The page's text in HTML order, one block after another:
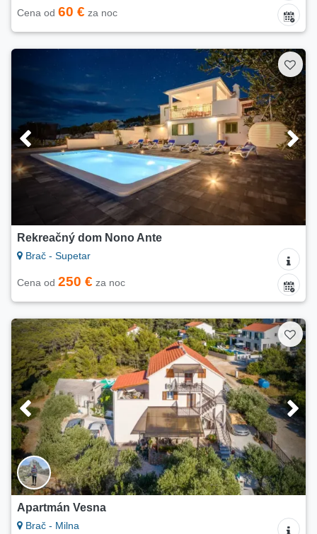
Cena od 60 € za noc
Rekreačný dom Nono Ante
Brač - Supetar
Cena od 250 € za noc
Apartmán Vesna
Brač - Milna